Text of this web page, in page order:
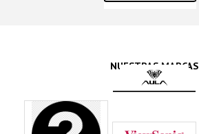
NUESTRAS MARCAS